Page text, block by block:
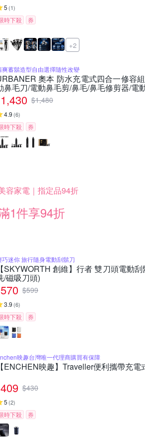
5 (1)
時下殺 券
+2
爽蓄鬍造型自由選擇隨性改變
奧本 防水充電式四合一修容
鼻毛刀/電動鼻毛剪/鼻毛/鼻毛修剪器/電
1,430 $1,480
4.9 (6)
時下殺 券
容家電｜指定品94折
1件享94折
巧迷你 旅行隨身電動刮鬍刀
SKYWORTH 創維】行者 雙刀頭電動
/磁吸刀頭)
570 $599
3.9 (6)
時下殺 券
映趣台灣唯一代理商購買有保障
ENCHEN映趣】Traveller便利攜帶充電
409 $430
5 (2)
時下殺 券